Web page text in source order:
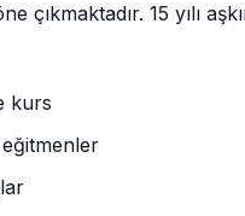
çıkmaktadır. 15 yılı
kurs